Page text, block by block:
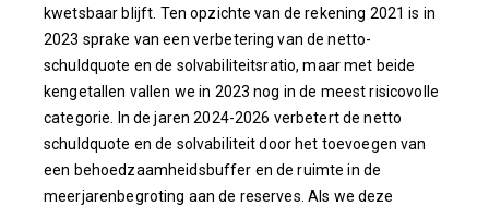
kwetsbaar blijft. Ten opzichte van de rekening 2021 is in
2023 sprake van een verbetering van de netto-
schuldquote en de solvabiliteitsratio, maar met beide
kengetallen vallen we in 2023 nog in de meest risicovolle
categorie. In de jaren 2024-2026 verbetert de netto
schuldquote en de solvabiliteit door het toevoegen van
een behoedzaamheidsbuffer en de ruimte in de
meerjarenbegroting aan de reserves. Als we deze